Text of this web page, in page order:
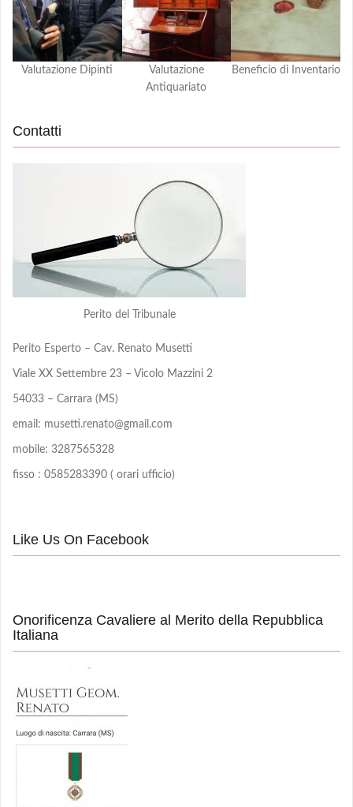
Valutazione Dipinti
Valutazione
Antiquariato
Beneficio di Inventario
Contatti
Perito del Tribunale
Perito Esperto – Cav. Renato Musetti
Viale XX Settembre 23 – Vicolo Mazzini 2
54033 – Carrara (MS)
email: musetti.renato@gmail.com
mobile: 3287565328
fisso : 0585283390 ( orari ufficio)
Like Us On Facebook
Onorificenza Cavaliere al Merito della Repubblica
Italiana